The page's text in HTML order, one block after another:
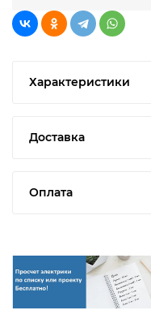
Характеристики
Доставка
Оплата